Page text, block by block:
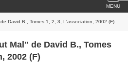
MENU
David B., Tomes 1, 2, 3, L'association, 2002 (F)
Mal" de David B., Tomes
2002 (F)